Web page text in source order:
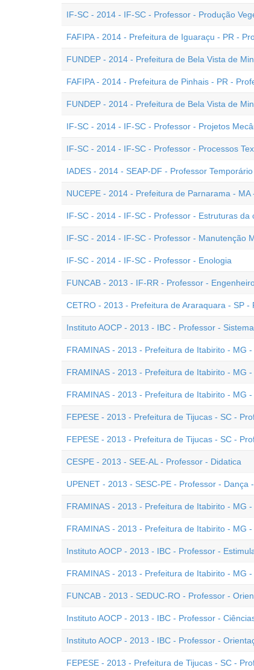
IF-SC - 2014 - IF-SC - Professor - Produção
FAFIPA - 2014 - Prefeitura de Iguaraçu - PR -
FUNDEP - 2014 - Prefeitura de Bela Vista de
FAFIPA - 2014 - Prefeitura de Pinhais - PR -
FUNDEP - 2014 - Prefeitura de Bela Vista de
IF-SC - 2014 - IF-SC - Professor - Projetos
IF-SC - 2014 - IF-SC - Professor - Processos
IADES - 2014 - SEAP-DF - Professor Temporário
NUCEPE - 2014 - Prefeitura de Parnarama -
IF-SC - 2014 - IF-SC - Professor - Estruturas da
IF-SC - 2014 - IF-SC - Professor - Manutenção
IF-SC - 2014 - IF-SC - Professor - Enologia
FUNCAB - 2013 - IF-RR - Professor -
CETRO - 2013 - Prefeitura de Araraquara - SP
Instituto AOCP - 2013 - IBC - Professor -
FRAMINAS - 2013 - Prefeitura de Itabirito - MG
FRAMINAS - 2013 - Prefeitura de Itabirito - MG
FRAMINAS - 2013 - Prefeitura de Itabirito - MG
FEPESE - 2013 - Prefeitura de Tijucas - SC -
FEPESE - 2013 - Prefeitura de Tijucas - SC -
CESPE - 2013 - SEE-AL - Professor - Didatica
UPENET - 2013 - SESC-PE - Professor - Dança
FRAMINAS - 2013 - Prefeitura de Itabirito - MG
FRAMINAS - 2013 - Prefeitura de Itabirito - MG
Instituto AOCP - 2013 - IBC - Professor -
FRAMINAS - 2013 - Prefeitura de Itabirito - MG
FUNCAB - 2013 - SEDUC-RO - Professor -
Instituto AOCP - 2013 - IBC - Professor -
Instituto AOCP - 2013 - IBC - Professor -
FEPESE - 2013 - Prefeitura de Tijucas - SC -